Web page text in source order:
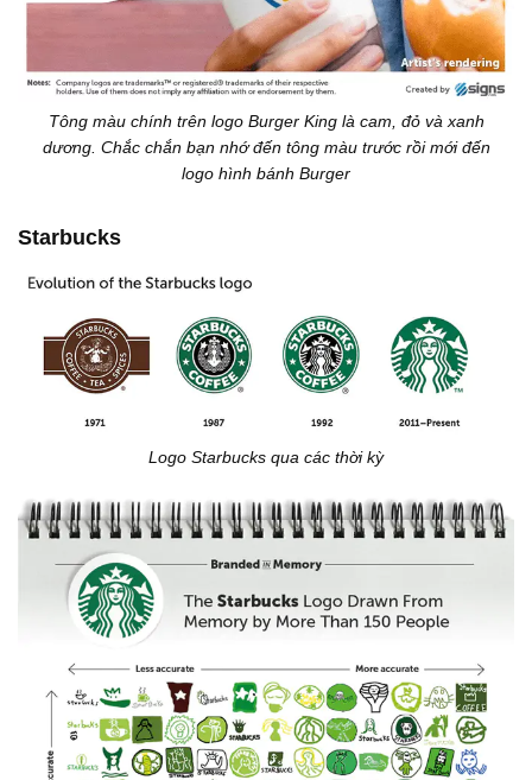
Tông màu chính trên logo Burger King là cam, đỏ và xanh
dương. Chắc chắn bạn nhớ đến tông màu trước rồi mới đến
logo hình bánh Burger
Starbucks
Logo Starbucks qua các thời kỳ